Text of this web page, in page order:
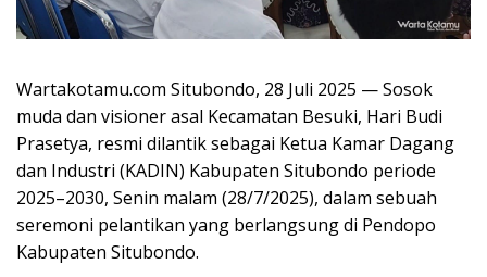
Wartakotamu.com Situbondo, 28 Juli 2025 — Sosok
muda dan visioner asal Kecamatan Besuki, Hari Budi
Prasetya, resmi dilantik sebagai Ketua Kamar Dagang
dan Industri (KADIN) Kabupaten Situbondo periode
2025–2030, Senin malam (28/7/2025), dalam sebuah
seremoni pelantikan yang berlangsung di Pendopo
Kabupaten Situbondo.